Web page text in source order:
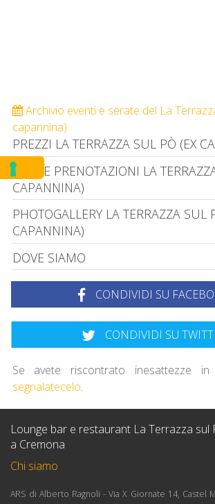
Archivio eventi e serate del La Terrazza sul Pò (ex
capannina)
PREZZI LA TERRAZZA SUL PÒ (EX
INFO E PRENOTAZIONI LA
CAPANNINA)
PHOTOGALLERY LA TERRAZZA SUL
CAPANNINA)
DOVE SIAMO
CONDIVIDI SU
CONDIVIDI SU
Se avete riscontrato inesattezze in
segnalatecelo.
Lounge bar e restaurant La Terrazza sul
a Cremona
Chi siamo
ARS di Alberto Ragnoli - Via X Giornate 14, Castel